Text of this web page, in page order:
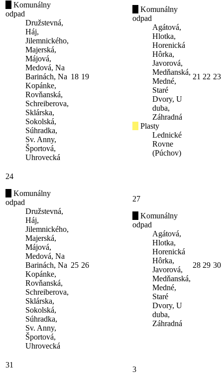
Komunálny
odpad
Družstevná,
Háj,
Jilemnického,
Majerská,
Májová,
Medová, Na
Barinách, Na
Kopánke,
Rovňanská,
Schreiberova,
Sklárska,
Sokolská,
Súhradka,
Sv. Anny,
Športová,
Uhrovecká
18 19
Komunálny
odpad
Agátová,
Hlotka,
Horenická
Hôrka,
Javorová,
Medňanská,
Medné,
Staré
Dvory, U
duba,
Záhradná
Plasty
Lednické
Rovne
(Púchov)
21 22 23
24
Komunálny
odpad
Družstevná,
Háj,
Jilemnického,
Majerská,
Májová,
Medová, Na
Barinách, Na
Kopánke,
Rovňanská,
Schreiberova,
Sklárska,
Sokolská,
Súhradka,
Sv. Anny,
Športová,
Uhrovecká
25 26
27
Komunálny
odpad
Agátová,
Hlotka,
Horenická
Hôrka,
Javorová,
Medňanská,
Medné,
Staré
Dvory, U
duba,
Záhradná
28 29 30
31
3